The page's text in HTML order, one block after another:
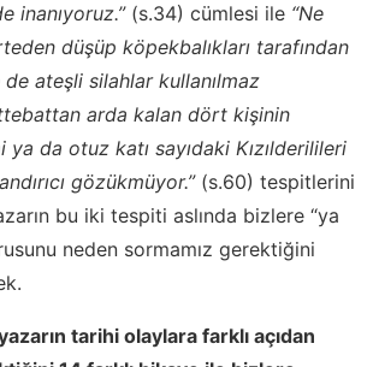
inanıyoruz.”(s.34) cümlesi ile “Ne
düşüp köpekbalıkları tarafından
de ateşli silahlar kullanılmaz
arda kalan dört kişinin
da otuz katı sayıdaki Kızılderilileri
gözükmüyor.”(s.60) tespitlerini
bu iki tespiti aslında bizlere “ya
neden sormamız gerektiğini
tarihi olaylara farklı açıdan